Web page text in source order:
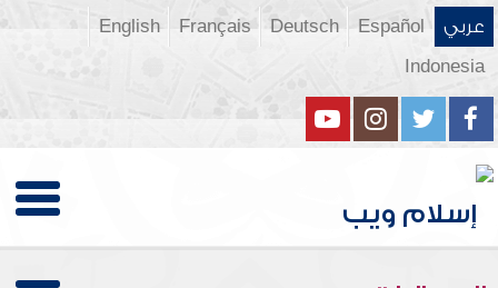
عربي Español
Deutsch
Français
English
Indonesia